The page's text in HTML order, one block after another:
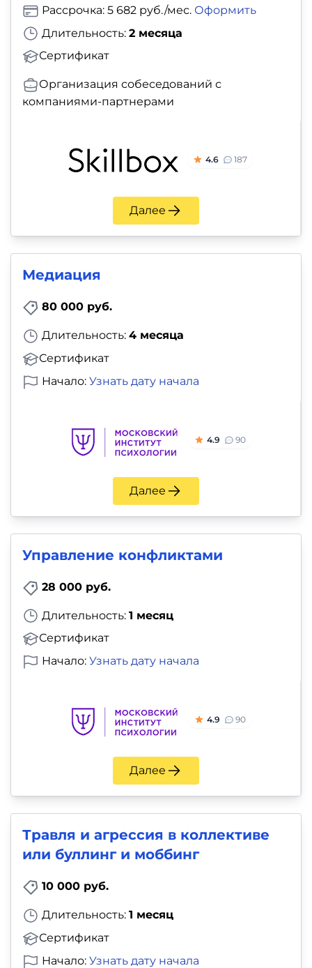
Длительность: 2 месяца
Сертификат
Рассрочка: 5 682 руб./мес. Оформить
Организация собеседований с
компаниями-партнерами
4.6 187
Далее
Медиация
80 000 руб.
Длительность: 4 месяца
Сертификат
Начало: Узнать дату начала
4.9 90
Далее
Управление конфликтами
28 000 руб.
Длительность: 1 месяц
Сертификат
Начало: Узнать дату начала
4.9 90
Далее
Травля и агрессия в коллективе
или буллинг и моббинг
10 000 руб.
Длительность: 1 месяц
Сертификат
Начало: Узнать дату начала